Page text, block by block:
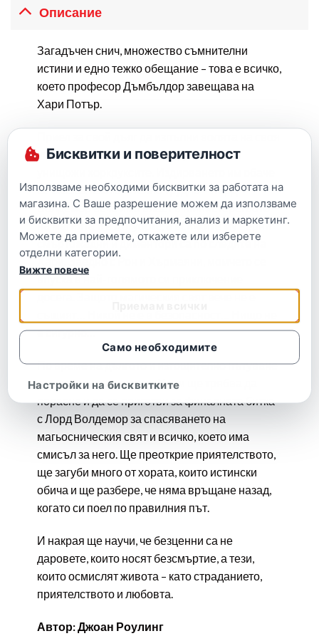
Описание
Загадъчен снич, множество съмнителни
истини и едно тежко обещание – това е всичко,
което професор Дъмбълдор завещава на
Хари Потър.
учител, сега той ще трябва да намери и
се оказва изключително трудно – Лорд
Волдемор вече има власт в Министерството
на магията и в Хогуортс, а всичките му верни
смъртожадни и диментори са по следите на
Хари. Заедно с Рон и Хърмаяни, момчето се
впуска в най-голямото си приключение
е сигурно…
По време на дългото и изтощително пътуване
в търсене на истината, Хари ще трябва да
порасне и да се приготви за финалната битка
с Лорд Волдемор за спасяването на
магьосническия свят и всичко, което има
смисъл за него. Ще преоткрие приятелството,
ще загуби много от хората, които истински
обича и ще разбере, че няма връщане назад,
когато си поел по правилния път.
И накрая ще научи, че безценни са не
даровете, които носят безсмъртие, а тези,
които осмислят живота – като страданието,
приятелството и любовта.
Автор: Джоан Роулинг
Бисквитки и поверителност
Използваме необходими бисквитки за работата на
магазина. С Ваше разрешение можем да използваме
и бисквитки за предпочитания, анализ и маркетинг.
Можете да приемете, откажете или изберете
отделни категории.
Само необходимите
Настройки на бисквитките
Вижте повече